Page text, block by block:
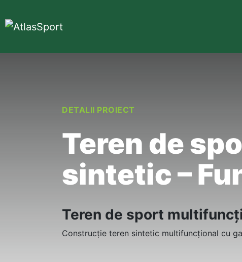
DETALII PROIECT
Teren de
sintetic –
Teren de sport
Construcţie teren sintetic multifuncțional cu